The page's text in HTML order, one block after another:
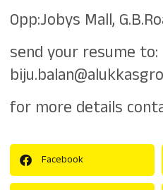
Opp:Jobys Mall,
send your resume to:
for more details
Facebook